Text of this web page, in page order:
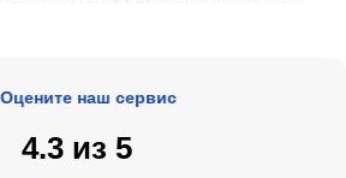
наш сервис
4.3 из 5